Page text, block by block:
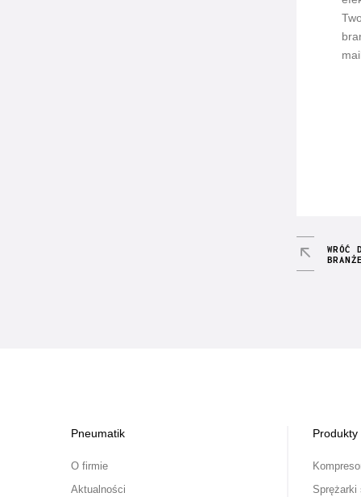
WRÓĆ
Pneumatik
O firmie
Aktualności
Produkty
Sprężarki